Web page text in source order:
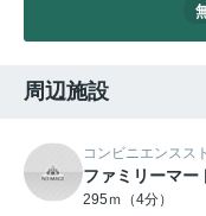
周辺施設
コンビニエンスス
ファミリーマー
295ｍ（4分）